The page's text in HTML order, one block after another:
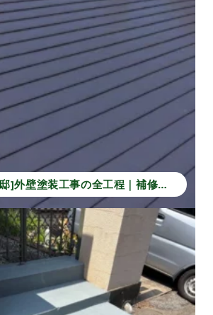
[桶川市 H様邸]外壁塗装工事の全工程｜補修から仕上げで長持ちする住まいへ！